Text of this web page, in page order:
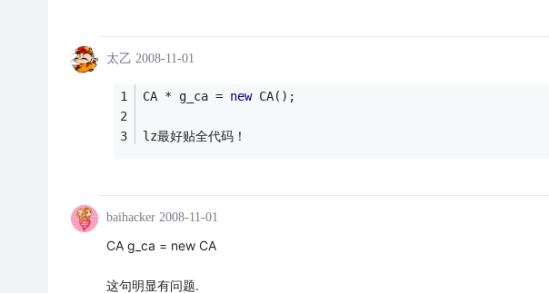
太乙 2008-11-01
CA * g_ca = new CA();
lz最好贴全代码！
baihacker 2008-11-01
CA g_ca = new CA
这句明显有问题.